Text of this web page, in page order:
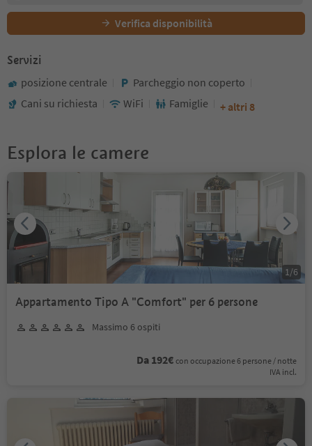
Verifica disponibilità
Servizi
posizione centrale
Parcheggio non coperto
Cani su richiesta
WiFi Famiglie + altri 8
Esplora le camere
Appartamento Tipo A "Comfort" per 6 persone
Massimo 6 ospiti
Da 192€ con occupazione 6 persone / notte
IVA incl.
1/6